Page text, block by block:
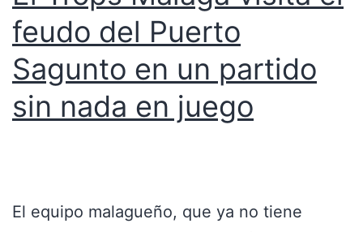
feudo del Puerto
Sagunto en un partido
sin nada en juego
El equipo malagueño, que ya no tiene